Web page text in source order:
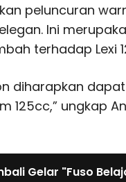
peluncuran
Ini
terhadap Lexi
diharapkan
125cc,” ungkap
Gelar "Fuso